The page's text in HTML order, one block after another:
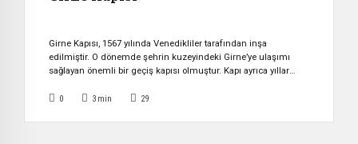
Girne Kapısı, 1567 yılında Venedikliler tarafından inşa
edilmiştir. O dönemde şehrin kuzeyindeki Girne’ye ulaşımı
sağlayan önemli bir geçiş kapısı olmuştur. Kapı ayrıca yıllar
taşımaktadır. 1821 yılında Osmanlılar tarafından büyük bir
eklenerek daha da güçlendirilmiştir. Kapının üzerindeki kitabe
0 3 min 29